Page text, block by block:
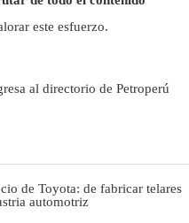
este esfuerzo.
al directorio de Petroperú
de Toyota: de fabricar telares
automotriz